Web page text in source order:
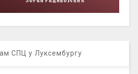
СПЦ у Луксембургу